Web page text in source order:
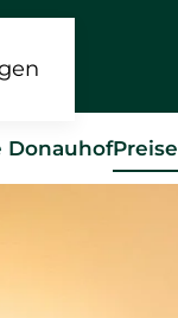
DonauhofPreise